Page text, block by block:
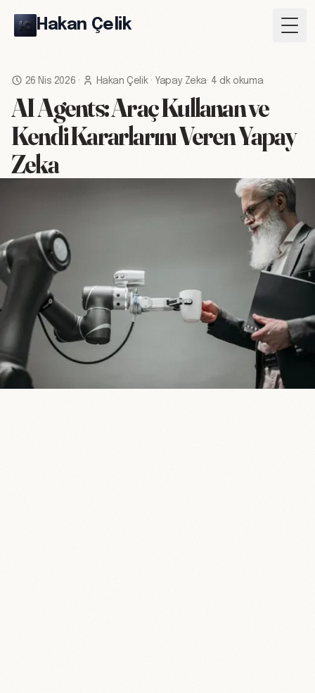
Hakan Çelik
26 Nis 2026 · Hakan Çelik· Yapay Zeka· 4 dk okuma
AI Agents: Araç Kullanan ve
Kendi Kararlarını Veren Yapay
Zeka